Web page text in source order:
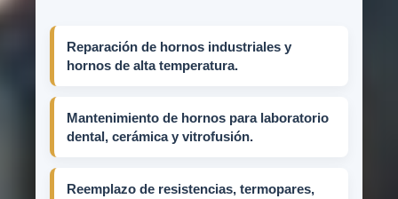
Reparación de hornos industriales y
hornos de alta temperatura.
Mantenimiento de hornos para laboratorio
dental, cerámica y vitrofusión.
Reemplazo de resistencias, termopares,